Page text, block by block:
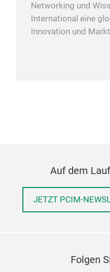
Networking und
International eine
Innovation und
Auf dem
JETZT PCIM-
Folgen